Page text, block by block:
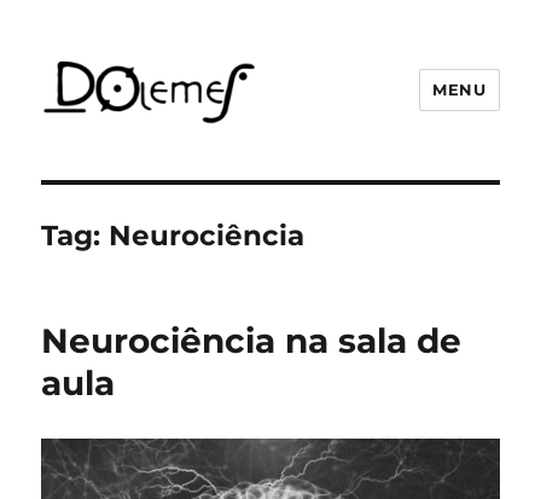
MENU
Tag: Neurociência
Neurociência na sala de
aula